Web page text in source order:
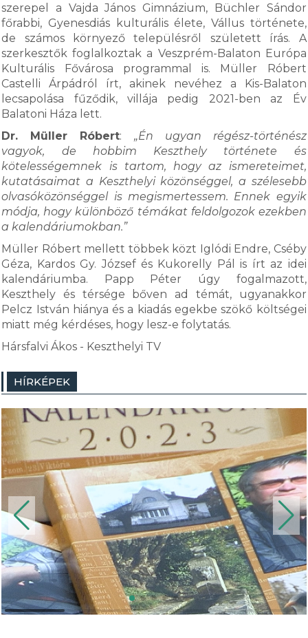
szerepel a Vajda János Gimnázium, Büchler Sándor
főrabbi, Gyenesdiás kulturális élete, Vállus története,
de számos környező településről született írás. A
szerkesztők foglalkoztak a Veszprém-Balaton Európa
Kulturális Fővárosa programmal is. Müller Róbert
Castelli Árpádról írt, akinek nevéhez a Kis-Balaton
lecsapolása fűződik, villája pedig 2021-ben az Év
Balatoni Háza lett.
Dr. Müller Róbert: „Én ugyan régész-történész
vagyok, de hobbim Keszthely története és
kötelességemnek is tartom, hogy az ismereteimet,
kutatásaimat a Keszthelyi közönséggel, a szélesebb
olvasóközönséggel is megismertessem. Ennek egyik
módja, hogy különböző témákat feldolgozok ezekben
a kalendáriumokban.”
Müller Róbert mellett többek közt Iglódi Endre, Cséby
Géza, Kardos Gy. József és Kukorelly Pál is írt az idei
kalendáriumba. Papp Péter úgy fogalmazott,
Keszthely és térsége bőven ad témát, ugyanakkor
Pelcz István hiánya és a kiadás egekbe szökő költségei
miatt még kérdéses, hogy lesz-e folytatás.
Hársfalvi Ákos - Keszthelyi TV
HÍRKÉPEK